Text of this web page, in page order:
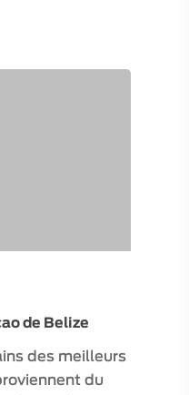
de Belize
des meilleurs
du